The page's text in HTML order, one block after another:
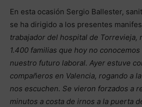
En esta ocasión Sergio Ballester,
se ha dirigido a los presentes
trabajador del hospital de Torrevieja,
1.400 familias que hoy no conocemos
nuestro futuro laboral. Ayer estuve
compañeros en Valencia, rogando a
nos escuchen. Se vieron forzados a
minutos a costa de irnos a la puerta